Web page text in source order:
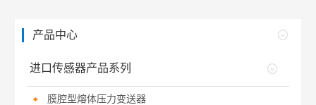
产品中心
进口传感器产品系列
膜腔型熔体压力变送器